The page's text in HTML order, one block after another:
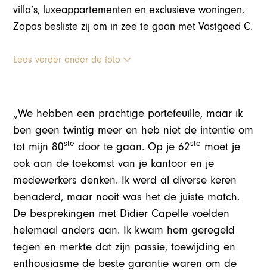
villa’s, luxeappartementen en exclusieve woningen.
Zopas besliste zij om in zee te gaan met Vastgoed C.
Lees verder onder de foto
„We hebben een prachtige portefeuille, maar ik
ben geen twintig meer en heb niet de intentie om
tot mijn 80ste door te gaan. Op je 62ste moet je
ook aan de toekomst van je kantoor en je
medewerkers denken. Ik werd al diverse keren
benaderd, maar nooit was het de juiste match.
De besprekingen met Didier Capelle voelden
helemaal anders aan. Ik kwam hem geregeld
tegen en merkte dat zijn passie, toewijding en
enthousiasme de beste garantie waren om de